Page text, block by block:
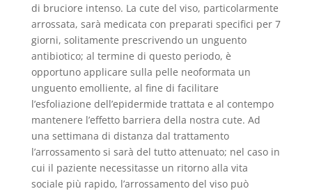
di bruciore intenso. La cute del viso, particolarmente
arrossata, sarà medicata con preparati specifici per 7
giorni, solitamente prescrivendo un unguento
antibiotico; al termine di questo periodo, è
opportuno applicare sulla pelle neoformata un
unguento emolliente, al fine di facilitare
l’esfoliazione dell’epidermide trattata e al contempo
mantenere l’effetto barriera della nostra cute. Ad
una settimana di distanza dal trattamento
l’arrossamento si sarà del tutto attenuato; nel caso in
cui il paziente necessitasse un ritorno alla vita
sociale più rapido, l’arrossamento del viso può